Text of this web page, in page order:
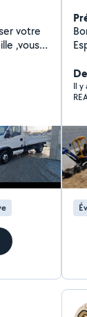
votre
,vous
des arbres
Il y